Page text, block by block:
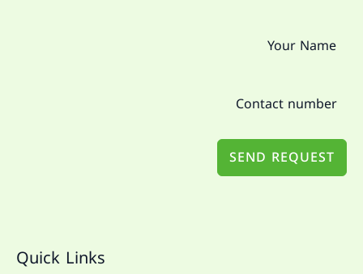
SEND REQUEST
Quick Links